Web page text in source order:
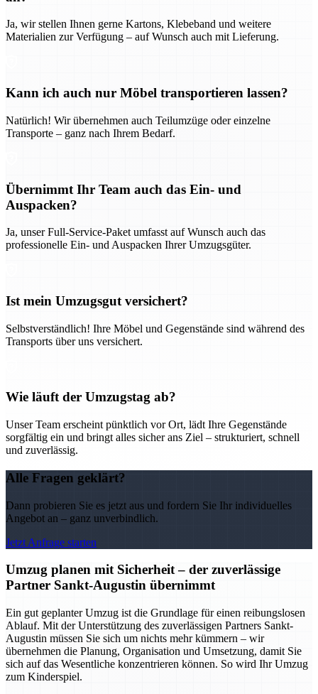
Ja, wir stellen Ihnen gerne Kartons, Klebeband und weitere
Materialien zur Verfügung – auf Wunsch auch mit Lieferung.
Kann ich auch nur Möbel transportieren lassen?
Natürlich! Wir übernehmen auch Teilumzüge oder einzelne
Transporte – ganz nach Ihrem Bedarf.
Übernimmt Ihr Team auch das Ein- und
Auspacken?
Ja, unser Full-Service-Paket umfasst auf Wunsch auch das
professionelle Ein- und Auspacken Ihrer Umzugsgüter.
Ist mein Umzugsgut versichert?
Selbstverständlich! Ihre Möbel und Gegenstände sind während des
Transports über uns versichert.
Wie läuft der Umzugstag ab?
Unser Team erscheint pünktlich vor Ort, lädt Ihre Gegenstände
sorgfältig ein und bringt alles sicher ans Ziel – strukturiert, schnell
und zuverlässig.
Alle Fragen geklärt?
Dann probieren Sie es jetzt aus und fordern Sie Ihr individuelles
Angebot an – ganz unverbindlich.
Jetzt Anfrage starten
Umzug planen mit Sicherheit – der zuverlässige
Partner Sankt-Augustin übernimmt
Ein gut geplanter Umzug ist die Grundlage für einen reibungslosen
Ablauf. Mit der Unterstützung des zuverlässigen Partners Sankt-
Augustin müssen Sie sich um nichts mehr kümmern – wir
übernehmen die Planung, Organisation und Umsetzung, damit Sie
sich auf das Wesentliche konzentrieren können. So wird Ihr Umzug
zum Kinderspiel.